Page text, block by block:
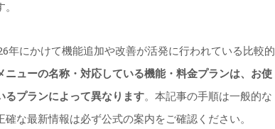
年にかけて機能追加や改善が活発に行われている比較的
ニューの名称・対応している機能・料金プランは、お使
るプランによって異なります。本記事の手順は一般的な
な最新情報は必ず公式の案内をご確認ください。